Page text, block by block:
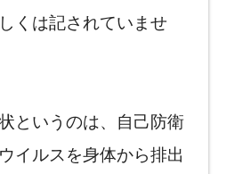
くは記されていませ
というのは、自己防衛
イルスを身体から排出